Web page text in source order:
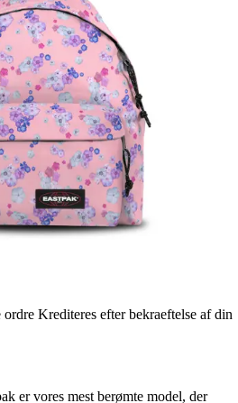
ordre Krediteres efter bekraeftelse af din
er vores mest berømte model, der